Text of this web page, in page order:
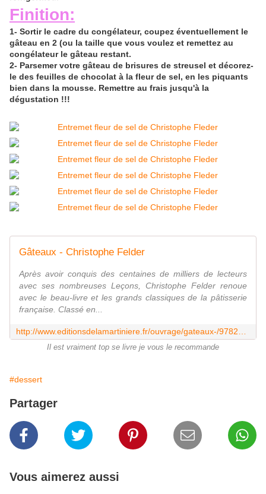
Finition:
1- Sortir le cadre du congélateur, coupez éventuellement le
gâteau en 2 (ou la taille que vous voulez et remettez au
congélateur le gâteau restant.
2- Parsemer votre gâteau de brisures de streusel et décorez-
le des feuilles de chocolat à la fleur de sel, en les piquants
bien dans la mousse. Remettre au frais jusqu'à la
dégustation !!!
Gâteaux - Christophe Felder
Après avoir conquis des centaines de milliers de lecteurs
avec ses nombreuses Leçons, Christophe Felder renoue
avec le beau-livre et les grands classiques de la pâtisserie
française. Classé en...
Il est vraiment top se livre je vous le recommande
#dessert
Partager
Vous aimerez aussi